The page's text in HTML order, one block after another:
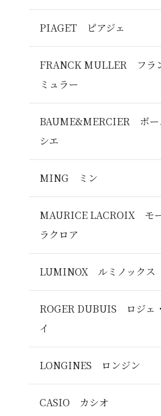
PIAGET ピアジェ
FRANCK MULLER フラ
ミュラー
BAUME&MERCIER ボー
シエ
MING ミン
MAURICE LACROIX モ
ラクロア
LUMINOX ルミノックス
ROGER DUBUIS ロジェ
イ
LONGINES ロンジン
CASIO カシオ